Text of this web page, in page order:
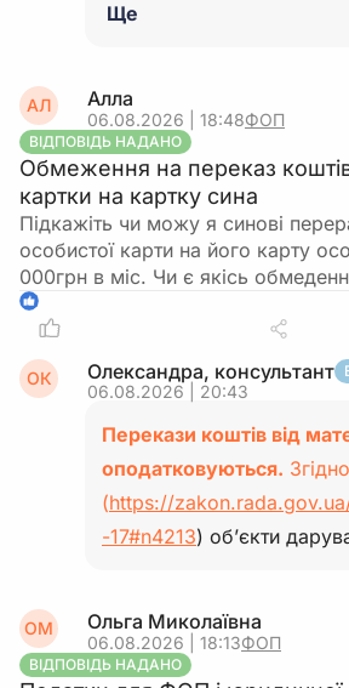
Ще
АЛ Алла
06.08.2026 | 18:48ФОП
ВІДПОВІДЬ НАДАНО
Обмеження на переказ
картки на картку сина
Підкажіть чи можу я синові
особистої карти на його карту
000грн в міс. Чи є якісь
1
ОК Олександра, консультант
06.08.2026 | 20:43
Перекази коштів від
оподатковуються.
(https://
-17#n4213) об’єкти
ОМ Ольга Миколаївна
06.08.2026 | 18:13ФОП
ВІДПОВІДЬ НАДАНО